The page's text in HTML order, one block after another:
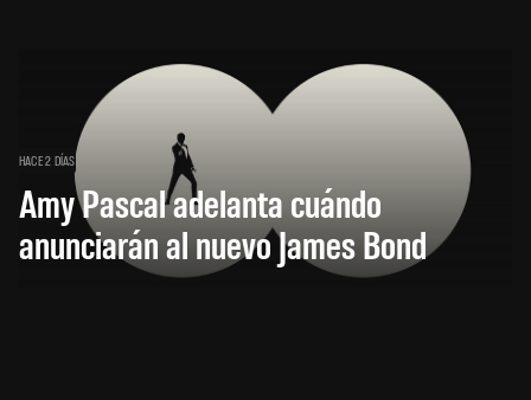
HACE 2 DÍAS
Amy Pascal adelanta cuándo
anunciarán al nuevo James Bond